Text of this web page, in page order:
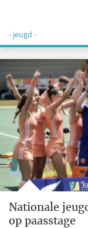
- jeugd -
Nationale
op paasstage